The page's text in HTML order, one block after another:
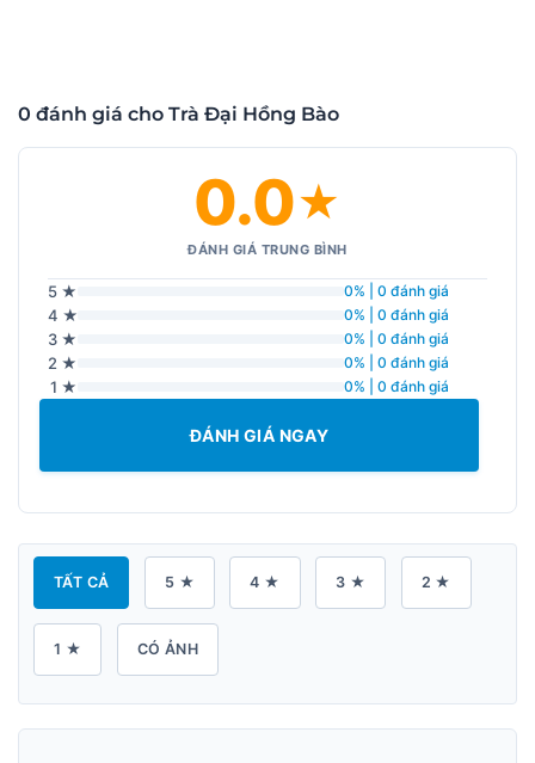
0 đánh giá cho Trà Đại Hồng Bào
0.0★
ĐÁNH GIÁ TRUNG BÌNH
5 ★ 0% | 0 đánh giá
4 ★ 0% | 0 đánh giá
3 ★ 0% | 0 đánh giá
2 ★ 0% | 0 đánh giá
1 ★ 0% | 0 đánh giá
ĐÁNH GIÁ NGAY
TẤT CẢ 5 ★ 4 ★ 3 ★ 2 ★
1 ★ CÓ ẢNH